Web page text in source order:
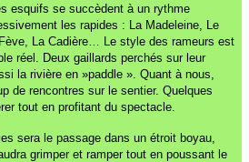
esquifs se succèdent à un rythme
les rapides : La Madeleine, Le
La Cadière… Le style des rameurs est
réel. Deux gaillards perchés sur leur
la rivière en »paddle ». Quant à nous,
de rencontres sur le sentier. Quelques
tout en profitant du spectacle.
sera le passage dans un étroit boyau,
grimper et ramper tout en poussant le